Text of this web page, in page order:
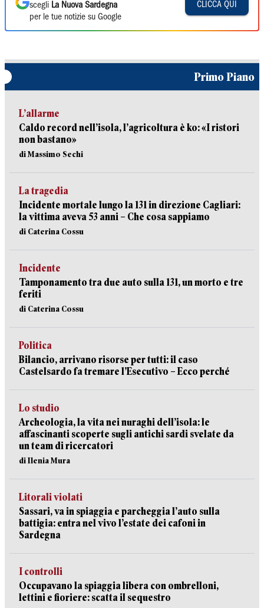
scegli La Nuova Sardegna
per le tue notizie su Google
CLICCA QUI
Primo Piano
L’allarme
Caldo record nell’isola, l’agricoltura è ko: «I ristori
non bastano»
di Massimo Sechi
La tragedia
Incidente mortale lungo la 131 in direzione Cagliari:
la vittima aveva 53 anni – Che cosa sappiamo
di Caterina Cossu
Incidente
Tamponamento tra due auto sulla 131, un morto e tre
feriti
di Caterina Cossu
Politica
Bilancio, arrivano risorse per tutti: il caso
Castelsardo fa tremare l’Esecutivo – Ecco perché
Lo studio
Archeologia, la vita nei nuraghi dell’isola: le
affascinanti scoperte sugli antichi sardi svelate da
un team di ricercatori
di Ilenia Mura
Litorali violati
Sassari, va in spiaggia e parcheggia l’auto sulla
battigia: entra nel vivo l’estate dei cafoni in
Sardegna
I controlli
Occupavano la spiaggia libera con ombrelloni,
lettini e fioriere: scatta il sequestro